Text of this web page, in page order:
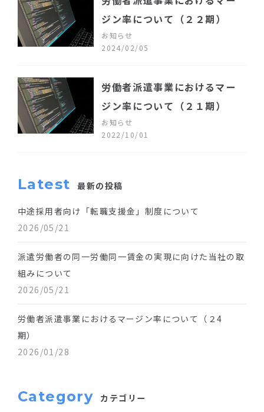
ジン率について（２２期）
お知らせ
2024/02/05
労働者派遣事業におけるマー
ジン率について（２１期）
お知らせ
2022/10/01
Latest 最新の投稿
中途採用者向け「転職支援金」制度について
2026/05/21
派遣労働者の同一労働同一賃金の実現に向けた当社の取
組みについて
2026/05/21
労働者派遣事業におけるマージン率について（２4
期）
2026/01/28
Category カテゴリー